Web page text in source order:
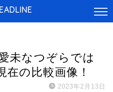
未なつぞらでは
在の比較画像！
2023年2月13日